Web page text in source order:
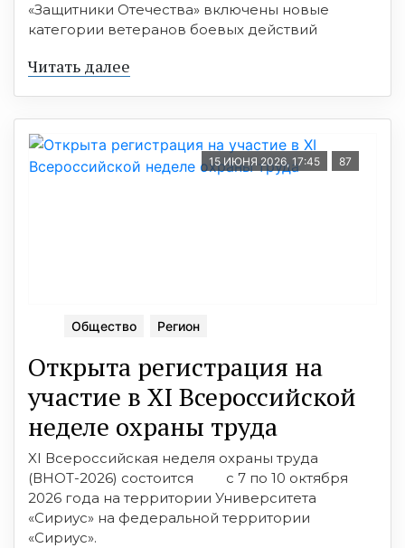
«Защитники Отечества» включены новые
категории ветеранов боевых действий
Читать далее
15 ИЮНЯ 2026, 17:45 87
Общество Регион
Открыта регистрация на
участие в XI Всероссийской
неделе охраны труда
XI Всероссийская неделя охраны труда
(ВНОТ-2026) состоится с 7 по 10 октября
2026 года на территории Университета
«Сириус» на федеральной территории
«Сириус».